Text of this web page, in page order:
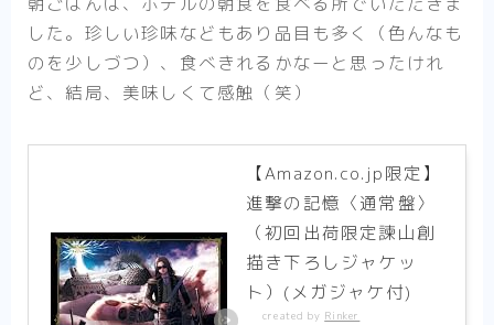
した。珍しい珍味などもあり品目も多く（色んなも
のを少しづつ）、食べきれるかなーと思ったけれ
ど、結局、美味しくて感触（笑）
【Amazon.co.jp限定】
進撃の記憶〈通常盤〉
（初回出荷限定諫山創
描き下ろしジャケッ
ト）(メガジャケ付)
created by Rinker